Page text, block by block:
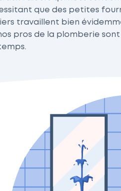
que des petites
travaillent bien
pros de la plomberie